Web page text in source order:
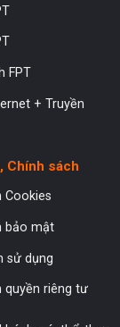
FPT
+ Truyền
Chính sách
Cookies
bảo mật
sử dụng
quyền riêng tư